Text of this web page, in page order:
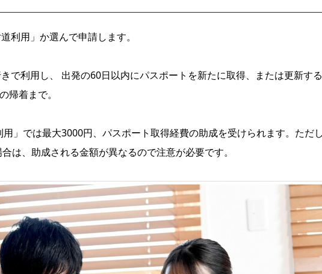
利用」か選んで申請します。
で利用し、 出発の60日以内にパスポートを新たに取得、または更新する
帰着まで。
用」では最大3000円、パスポート取得経費の助成を受けられます。ただ
は、助成される金額が異なるので注意が必要です。